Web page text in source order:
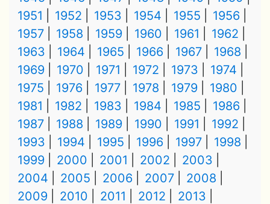
1951
1952 1953 1954 1955
1956
1957
1958 1959 1960 1961
1962
1963
1964 1965 1966 1967
1968
1969
1970 1971 1972 1973
1974
1975
1976 1977 1978 1979
1980
1981
1982 1983 1984 1985
1986
1987
1988 1989 1990 1991
1992
1993
1994 1995 1996 1997
1998
1999
2000 2001 2002
2003
2004
2005 2006 2007
2008
2009
2010 2011 2012
2013